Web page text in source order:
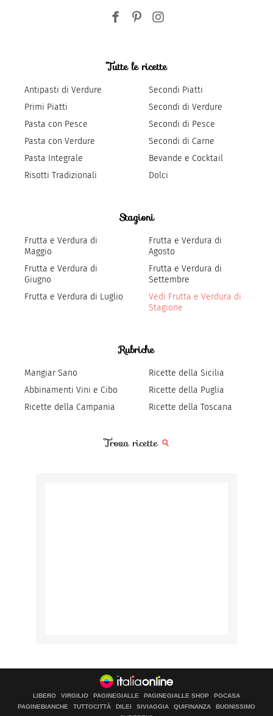
Tutte le ricette
Antipasti di Verdure
Primi Piatti
Pasta con Pesce
Pasta con Verdure
Pasta Integrale
Risotti Tradizionali
Secondi Piatti
Secondi di Verdure
Secondi di Pesce
Secondi di Carne
Bevande e Cocktail
Dolci
Stagioni
Frutta e Verdura di
Maggio
Frutta e Verdura di
Giugno
Frutta e Verdura di Luglio
Frutta e Verdura di
Agosto
Frutta e Verdura di
Settembre
Vedi Frutta e Verdura di
Stagione
Rubriche
Mangiar Sano
Abbinamenti Vini e Cibo
Ricette della Campania
Ricette della Sicilia
Ricette della Puglia
Ricette della Toscana
Trova ricette
LIBERO VIRGILIO PAGINEGIALLE PAGINEGIALLE SHOP
PGCASA
PAGINEBIANCHE
TUTTOCITTÀ DILEI SIVIAGGIA QUIFINANZA
BUONISSIMO